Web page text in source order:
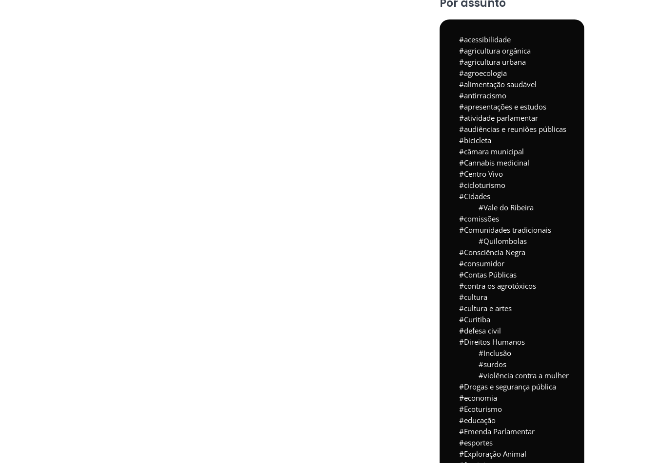
acessibilidade
agricultura orgânica
agricultura urbana
agroecologia
alimentação saudável
antirracismo
apresentações e estudos
atividade parlamentar
audiências e reuniões públicas
bicicleta
câmara municipal
Cannabis medicinal
Centro Vivo
cicloturismo
Cidades
Vale do Ribeira
comissões
Comunidades tradicionais
Quilombolas
Consciência Negra
consumidor
Contas Públicas
contra os agrotóxicos
cultura
cultura e artes
Curitiba
defesa civil
Direitos Humanos
Inclusão
surdos
violência contra a mulher
Drogas e segurança pública
economia
Ecoturismo
educação
Emenda Parlamentar
esportes
Exploração Animal